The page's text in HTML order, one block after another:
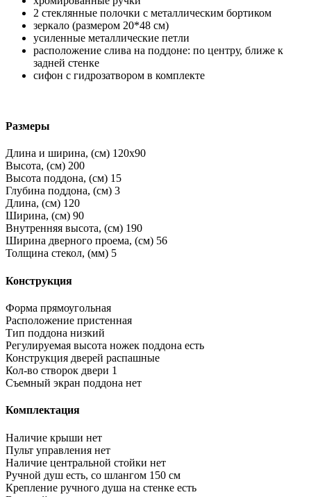
2 стеклянные полочки с металлическим бортиком
зеркало (размером 20*48 см)
усиленные металлические петли
расположение слива на поддоне: по центру, ближе к
задней стенке
сифон с гидрозатвором в комплекте
Размеры
Длина и ширина, (см) 120x90
Высота, (см) 200
Высота поддона, (см) 15
Глубина поддона, (см) 3
Длина, (см) 120
Ширина, (см) 90
Внутренняя высота, (см) 190
Ширина дверного проема, (см) 56
Толщина стекол, (мм) 5
Конструкция
Форма прямоугольная
Расположение пристенная
Тип поддона низкий
Регулируемая высота ножек поддона есть
Конструкция дверей распашные
Кол-во створок двери 1
Съемный экран поддона нет
Комплектация
Наличие крыши нет
Пульт управления нет
Наличие центральной стойки нет
Ручной душ есть, со шлангом 150 см
Крепление ручного душа на стенке есть